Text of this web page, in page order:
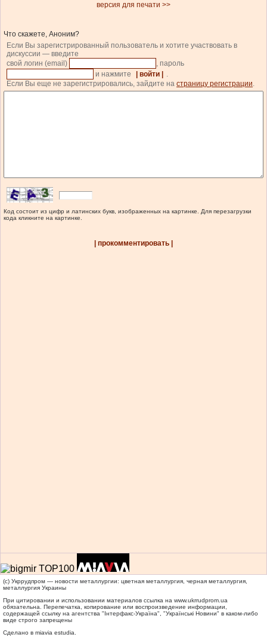
версия для печати >>
Что скажете, Аноним?
Если Вы зарегистрированный пользователь и хотите участвовать в
дискуссии — введите
свой логин (email)
, пароль
и нажмите
| войти |
.
Если Вы еще не зарегистрировались, зайдите на страницу регистрации.
Код состоит из цифр и латинских букв, изображенных на картинке. Для перезагрузки
кода кликните на картинке.
| прокомментировать |
(c) Укррудпром — новости металлургии: цветная металлургия, черная металлургия,
металлургия Украины
При цитировании и использовании материалов ссылка на www.ukrrudprom.ua
обязательна. Перепечатка, копирование или воспроизведение информации,
содержащей ссылку на агентства "Iнтерфакс-Україна", "Українськi Новини" в каком-либо
виде строго запрещены
Сделано в miavia estudia.